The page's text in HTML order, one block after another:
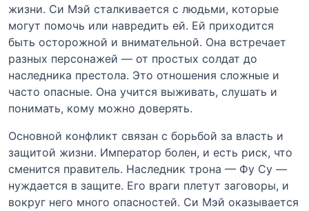
жизни. Си Мэй сталкивается с людьми, которые
могут помочь или навредить ей. Ей приходится
быть осторожной и внимательной. Она встречает
разных персонажей — от простых солдат до
наследника престола. Это отношения сложные и
часто опасные. Она учится выживать, слушать и
понимать, кому можно доверять.
Основной конфликт связан с борьбой за власть и
защитой жизни. Император болен, и есть риск, что
сменится правитель. Наследник трона — Фу Су —
нуждается в защите. Его враги плетут заговоры, и
вокруг него много опасностей. Си Мэй оказывается